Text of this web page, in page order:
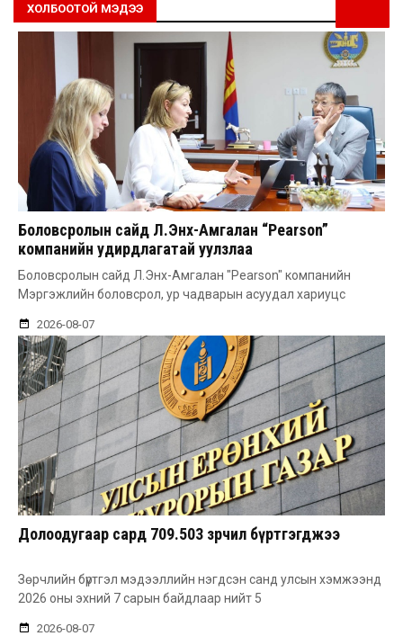
ХОЛБООТОЙ МЭДЭЭ
Боловсролын сайд Л.Энх-Амгалан “Pearson”
компанийн удирдлагатай уулзлаа
Боловсролын сайд Л.Энх-Амгалан "Pearson" компанийн
Мэргэжлийн боловсрол, ур чадварын асуудал хариуцс
2026-08-07
Долоодугаар сард 709.503 зөрчил бүртгэгджээ
Зөрчлийн бүртгэл мэдээллийн нэгдсэн санд улсын хэмжээнд
2026 оны эхний 7 сарын байдлаар нийт 5
2026-08-07